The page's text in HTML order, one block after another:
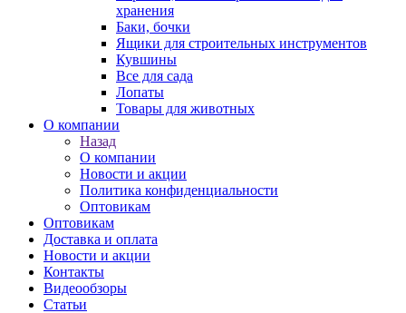
хранения
Баки, бочки
Ящики для строительных инструментов
Кувшины
Все для сада
Лопаты
Товары для животных
О компании
Назад
О компании
Новости и акции
Политика конфиденциальности
Оптовикам
Оптовикам
Доставка и оплата
Новости и акции
Контакты
Видеообзоры
Статьи